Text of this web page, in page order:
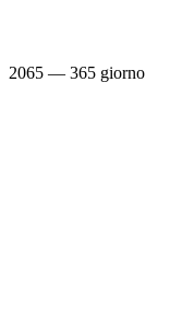
2065 — 365 giorno